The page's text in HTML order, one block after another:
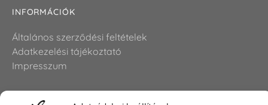
INFORMÁCIÓK
Általános szerződési feltételek
Adatkezelési tájékoztató
Impresszum